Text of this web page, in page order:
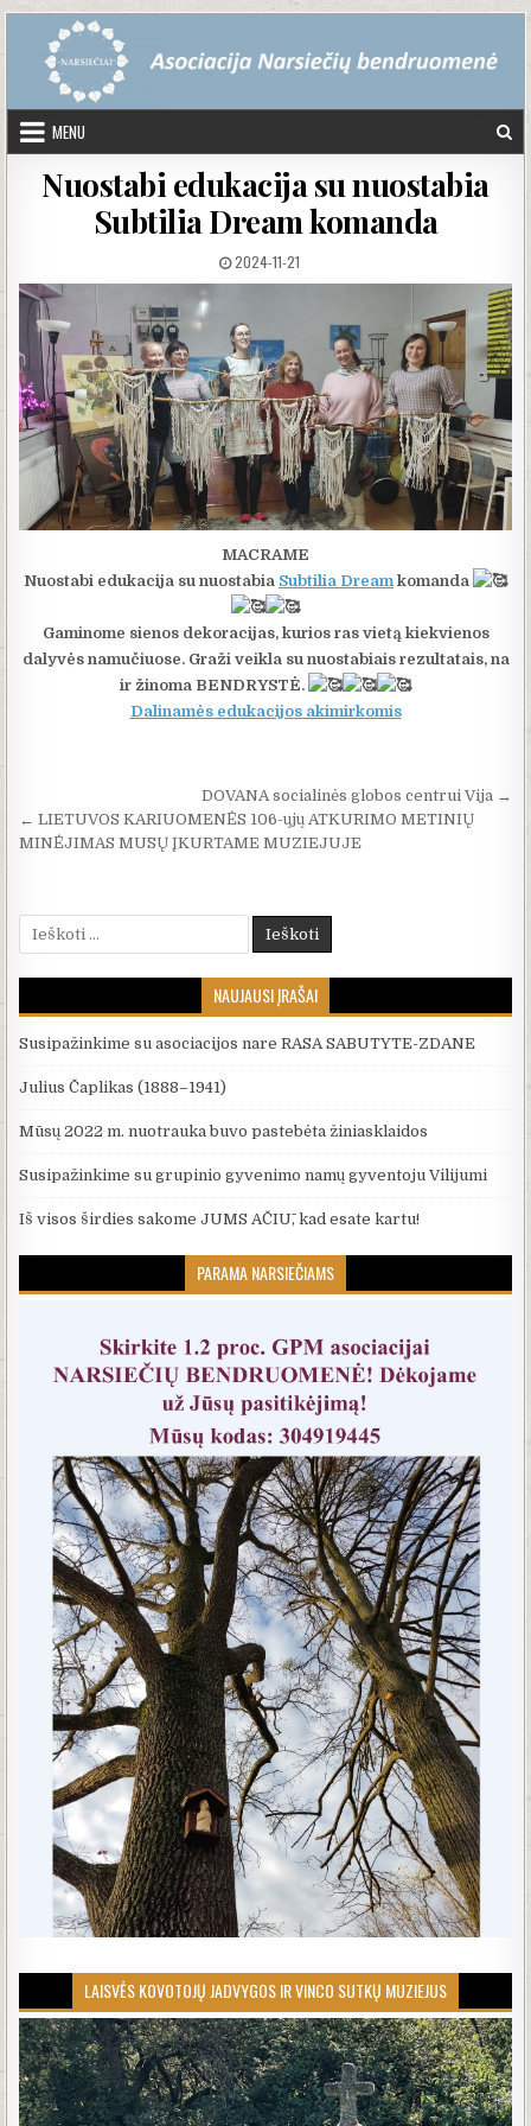
Skip to content
MENU
Nuostabi edukacija su nuostabia
Subtilia Dream komanda
PUBLISHED DATE:
2024-11-21
MACRAME
Nuostabi edukacija su nuostabia Subtilia Dream komanda
Gaminome sienos dekoracijas, kurios ras vietą kiekvienos
dalyvės namučiuose. Graži veikla su nuostabiais rezultatais, na
ir žinoma BENDRYSTĖ.
Dalinamės edukacijos akimirkomis
Navigacija tarp įrašųDOVANA socialinės globos centrui Vija →
← LIETUVOS KARIUOMENĖS 106-ųjų ATKŪRIMO METINIŲ
MINĖJIMAS MŪSŲ ĮKURTAME MUZIEJUJE
Ieškoti:
NAUJAUSI ĮRAŠAI
Susipažinkime su asociacijos nare RASA SABUTYTE-ZDANE
Julius Čaplikas (1888–1941)
Mūsų 2022 m. nuotrauka buvo pastebėta žiniasklaidos
Susipažinkime su grupinio gyvenimo namų gyventoju Vilijumi
Iš visos širdies sakome JUMS AČIŪ, kad esate kartu!
PARAMA NARSIEČIAMS
LAISVĖS KOVOTOJŲ JADVYGOS IR VINCO SUTKŲ MUZIEJUS